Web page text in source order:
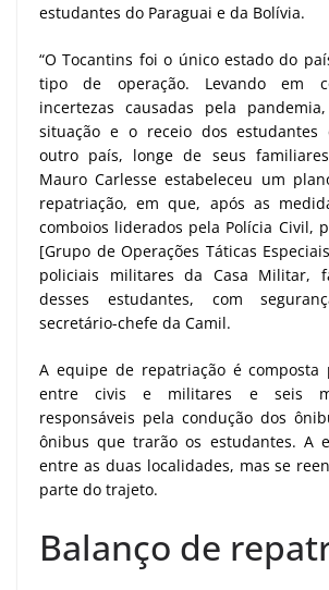
estudantes do Paraguai e da Bolívia.
“O Tocantins foi o único estado do
tipo de operação. Levando em
incertezas causadas pela
situação e o receio dos estudantes
outro país, longe de seus
Mauro Carlesse estabeleceu um
repatriação, em que, após as
comboios liderados pela Polícia Civil,
[Grupo de Operações Táticas
policiais militares da Casa Militar,
desses estudantes, com
secretário-chefe da Camil.
A equipe de repatriação é composta
entre civis e militares e seis
responsáveis pela condução dos
ônibus que trarão os estudantes. A
entre as duas localidades, mas se
parte do trajeto.
Balanço de